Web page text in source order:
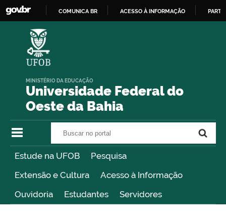
COMUNICA BR ACESSO À INFORMAÇÃO
Universidade Federal do
Oeste da Bahia
MINISTÉRIO DA EDUCAÇÃO
Estude na UFOB
Pesquisa
Extensão e Cultura
Acesso à Informação
Ouvidoria
Estudantes Servidores